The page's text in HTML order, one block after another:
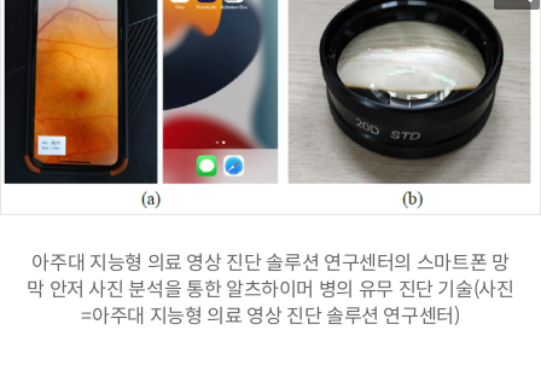
아주대 지능형 의료 영상 진단 솔루션 연구센터의 스마트폰 망
막 안저 사진 분석을 통한 알츠하이머 병의 유무 진단 기술(사진
=아주대 지능형 의료 영상 진단 솔루션 연구센터)